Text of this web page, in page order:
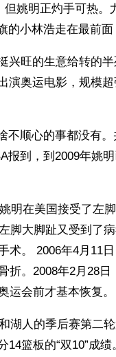
姚明正灼手可热。
小林浩走在最前面
兴旺的生意给转的
演奥运电影，规模超
顺心的事都没有
到，到2009年姚
明在美国接受了左
脚大脚趾又受到了
术。 2006年4月11
折。2008年2月28
运会前才基本恢复。
湖人的季后赛第二
篮板的“双10”成